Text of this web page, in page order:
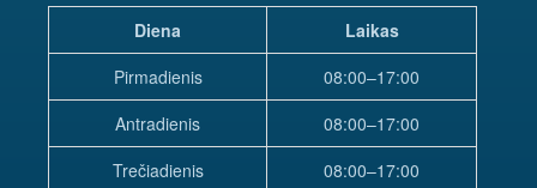
Diena
Laikas
Pirmadienis
08:00–17:00
Antradienis
08:00–17:00
Trečiadienis
08:00–17:00